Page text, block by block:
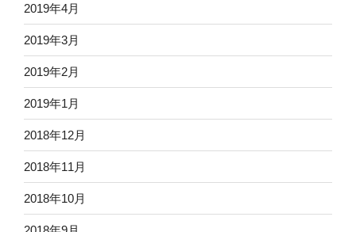
2019年4月
2019年3月
2019年2月
2019年1月
2018年12月
2018年11月
2018年10月